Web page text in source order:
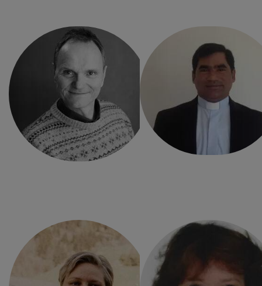
Pfarrgemeinderat (PGR)
Pfarrkirchenrat (PKR)
Pfarrkindergarten
Pfarrbücherei
GESCHICHTE /
KIRCHENFÜHRER
KONTAKT
DIAKON
MMag.
Josef
Wedenig
pfarre.uttendorf@eds.at
06563 / 8256
0664 / 422 42 12
PFARRSEKRETÄRIN
Marina
Gandler